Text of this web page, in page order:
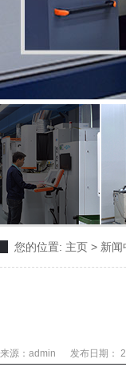
您的位置: 主页 > 新闻
来源：admin 发布日期：